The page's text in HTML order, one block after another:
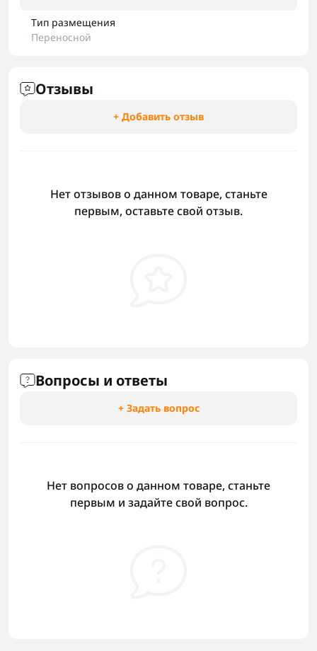
Тип размещения
Переносной
Отзывы
+ Добавить отзыв
Нет отзывов о данном товаре, станьте
первым, оставьте свой отзыв.
Вопросы и ответы
+ Задать вопрос
Нет вопросов о данном товаре, станьте
первым и задайте свой вопрос.